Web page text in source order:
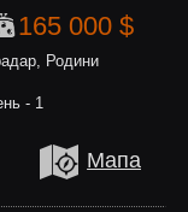
165 000 $
Родини
- 1
Мапа